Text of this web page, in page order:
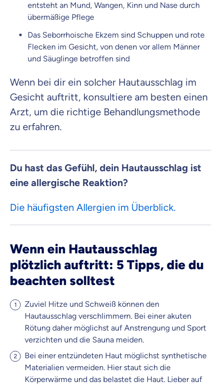
entsteht an Mund, Wangen, Kinn und Nase durch
übermäßige Pflege
Das Seborrhoische Ekzem sind Schuppen und rote
Flecken im Gesicht, von denen vor allem Männer
und Säuglinge betroffen sind
Wenn bei dir ein solcher Hautausschlag im
Gesicht auftritt, konsultiere am besten einen
Arzt, um die richtige Behandlungsmethode
zu erfahren.
Du hast das Gefühl, dein Hautausschlag ist
eine allergische Reaktion?
Die häufigsten Allergien im Überblick.
Wenn ein Hautausschlag
plötzlich auftritt: 5 Tipps, die du
beachten solltest
Zuviel Hitze und Schweiß können den
Hautausschlag verschlimmern. Bei einer akuten
Rötung daher möglichst auf Anstrengung und Sport
verzichten und die Sauna meiden.
Bei einer entzündeten Haut möglichst synthetische
Materialien vermeiden. Hier staut sich die
Körperwärme und das belastet die Haut. Lieber auf